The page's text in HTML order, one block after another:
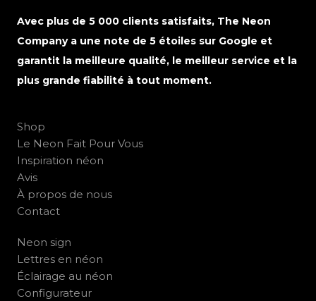
Avec plus de 5 000 clients satisfaits, The Neon
Company a une note de 5 étoiles sur Google et
garantit la meilleure qualité, le meilleur service et la
plus grande fiabilité à tout moment.
Shop
Le Neon Fait Pour Vous
Inspiration néon
Avis
À propos de nous
Contact
Neon sign
Lettres en néon
Éclairage au néon
Configurateur